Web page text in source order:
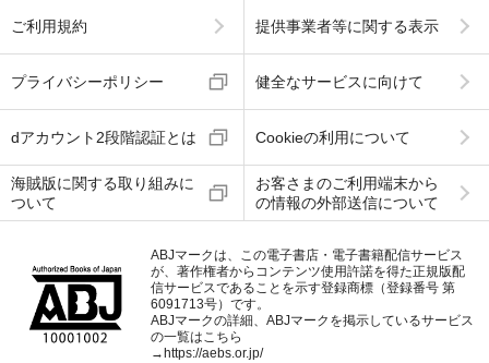
ご利用規約 提供事業者等に関する表示
プライバシーポリシー 健全なサービスに向けて
dアカウント2段階認証とは Cookieの利用について
海賊版に関する取り組みに
ついて
お客さまのご利用端末から
の情報の外部送信について
ABJマークは、この電子書店・電子書籍配信サービス
が、著作権者からコンテンツ使用許諾を得た正規版配
信サービスであることを示す登録商標（登録番号 第
6091713号）です。
ABJマークの詳細、ABJマークを掲示しているサービス
の一覧はこちら
→ https://aebs.or.jp/